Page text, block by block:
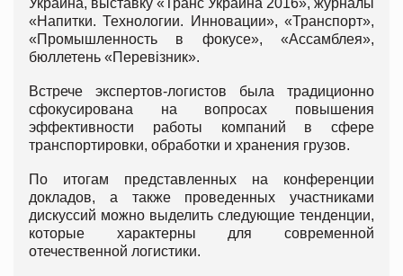
«Напитки. Технологии. Инновации», «Транспорт»,
«Промышленность в фокусе», «Ассамблея»,
бюллетень «Перевізник».
Встрече экспертов-логистов была традиционно
сфокусирована на вопросах повышения
эффективности работы компаний в сфере
транспортировки, обработки и хранения грузов.
По итогам представленных на конференции
докладов, а также проведенных участниками
дискуссий можно выделить следующие тенденции,
которые характерны для современной
отечественной логистики.